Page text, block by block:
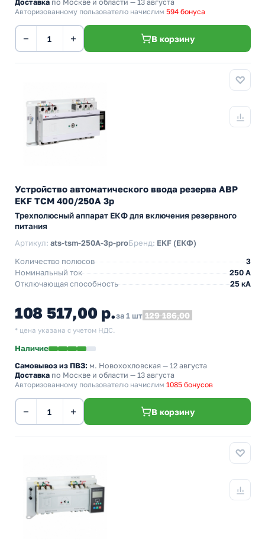
Доставка по Москве и области — 13 августа
Авторизованному пользователю начислим 594 бонуса
− + В корзину
Устройство автоматического ввода резерва АВР
EKF ТСM 400/250А 3р
Трехполюсный аппарат ЕКФ для включения резервного
питания
Артикул: ats-tsm-250A-3p-proБренд: EKF (ЕКФ)
Количество полюсов
3
Номинальный ток
250 А
Отключающая способность
25 кА
108 517,00 р.за 1 шт 129 186,00
* цена указана с учетом НДС.
Наличие
Самовывоз из ПВЗ: м. Новохохловская — 12 августа
Доставка по Москве и области — 13 августа
Авторизованному пользователю начислим 1085 бонусов
− + В корзину